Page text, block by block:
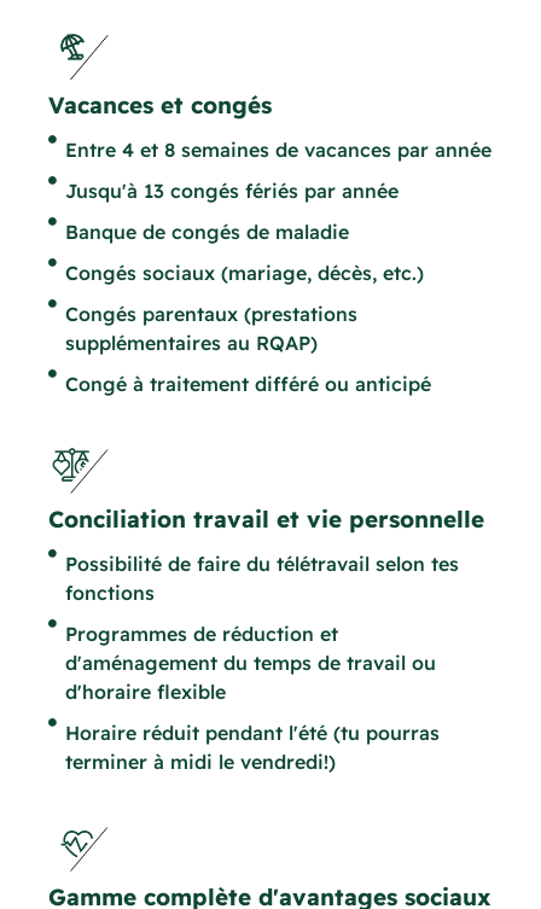
Vacances et congés
Entre 4 et 8 semaines de vacances par année
Jusqu'à 13 congés fériés par année
Banque de congés de maladie
Congés sociaux (mariage, décès, etc.)
Congés parentaux (prestations
supplémentaires au RQAP)
Congé à traitement différé ou anticipé
Conciliation travail et vie personnelle
Possibilité de faire du télétravail selon tes
fonctions
Programmes de réduction et
d'aménagement du temps de travail ou
d'horaire flexible
Horaire réduit pendant l'été (tu pourras
terminer à midi le vendredi!)
Gamme complète d'avantages sociaux